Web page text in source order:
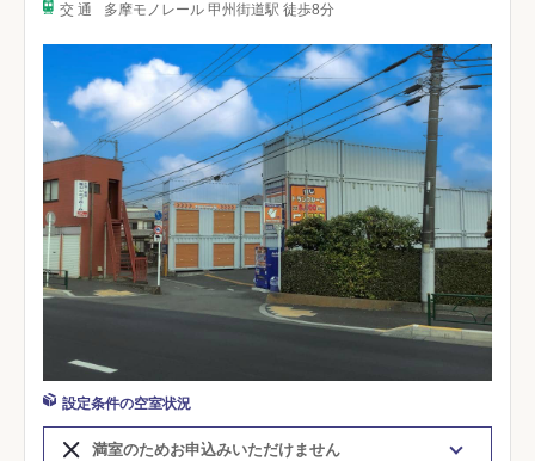
交 通 多摩モノレール 甲州街道駅 徒歩8分
設定条件の空室状況
満室のためお申込みいただけません